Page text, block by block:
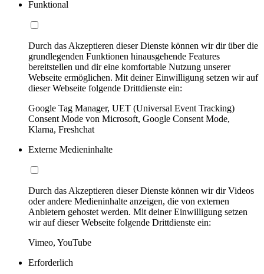
Funktional
Durch das Akzeptieren dieser Dienste können wir dir über die
grundlegenden Funktionen hinausgehende Features
bereitstellen und dir eine komfortable Nutzung unserer
Webseite ermöglichen. Mit deiner Einwilligung setzen wir auf
dieser Webseite folgende Drittdienste ein:
Google Tag Manager, UET (Universal Event Tracking)
Consent Mode von Microsoft, Google Consent Mode,
Klarna, Freshchat
Externe Medieninhalte
Durch das Akzeptieren dieser Dienste können wir dir Videos
oder andere Medieninhalte anzeigen, die von externen
Anbietern gehostet werden. Mit deiner Einwilligung setzen
wir auf dieser Webseite folgende Drittdienste ein:
Vimeo, YouTube
Erforderlich